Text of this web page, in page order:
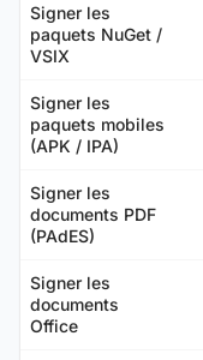
Signer les
paquets NuGet /
VSIX
Signer les
paquets mobiles
(APK / IPA)
Signer les
documents PDF
(PAdES)
Signer les
documents
Office